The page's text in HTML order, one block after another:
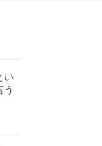
い
う